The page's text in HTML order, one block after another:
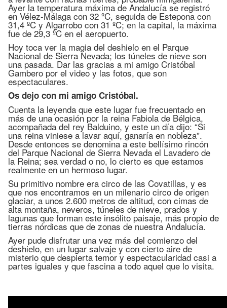
Ayer la temperatura máxima de Andalucía se registró
en Vélez-Málaga con 32 ºC, seguida de Estepona con
31,4 ºC y Algarrobo con 31 ºC; en la capital, la máxima
fue de 29,3 ºC en el aeropuerto.
Hoy toca ver la magia del deshielo en el Parque
Nacional de Sierra Nevada; los túneles de nieve son
una pasada. Dar las gracias a mi amigo Cristóbal
Gambero por el video y las fotos, que son
espectaculares.
Os dejo con mi amigo Cristóbal.
Cuenta la leyenda que este lugar fue frecuentado en
más de una ocasión por la reina Fabiola de Bélgica,
acompañada del rey Balduino, y este un día dijo: “Si
una reina viniese a lavar aquí, ganaría en nobleza”.
Desde entonces se denomina a este bellísimo rincón
del Parque Nacional de Sierra Nevada el Lavadero de
la Reina; sea verdad o no, lo cierto es que estamos
realmente en un hermoso lugar.
Su primitivo nombre era circo de las Covatillas, y es
que nos encontramos en un milenario circo de origen
glaciar, a unos 2.600 metros de altitud, con cimas de
alta montaña, neveros, túneles de nieve, prados y
lagunas que forman este insólito paisaje, más propio de
tierras nórdicas que de zonas de nuestra Andalucía.
Ayer pude disfrutar una vez más del comienzo del
deshielo, en un lugar salvaje y con cierto aire de
misterio que despierta temor y espectacularidad casi a
partes iguales y que fascina a todo aquel que lo visita.